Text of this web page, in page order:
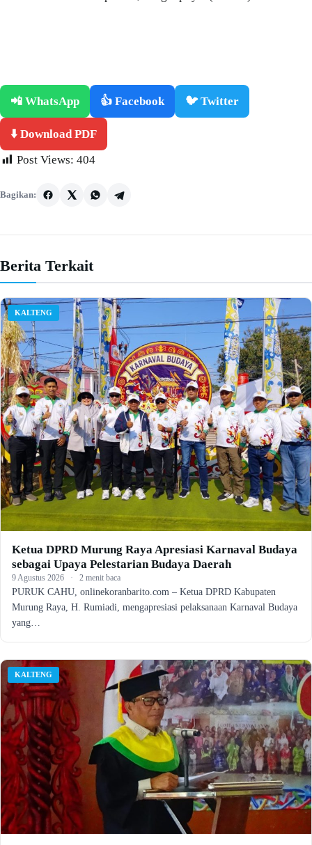
📲 WhatsApp 👍 Facebook 🐦 Twitter
⬇️ Download PDF
Post Views: 404
Bagikan:
Berita Terkait
KALTENG
Ketua DPRD Murung Raya Apresiasi Karnaval Budaya
sebagai Upaya Pelestarian Budaya Daerah
9 Agustus 2026 · 2 menit baca
PURUK CAHU, onlinekoranbarito.com – Ketua DPRD Kabupaten
Murung Raya, H. Rumiadi, mengapresiasi pelaksanaan Karnaval Budaya
yang…
KALTENG